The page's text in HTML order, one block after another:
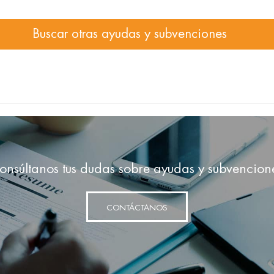
Buscar otras ayudas y subvenciones
tus dudas sobre ayudas y
CONTÁCTANOS